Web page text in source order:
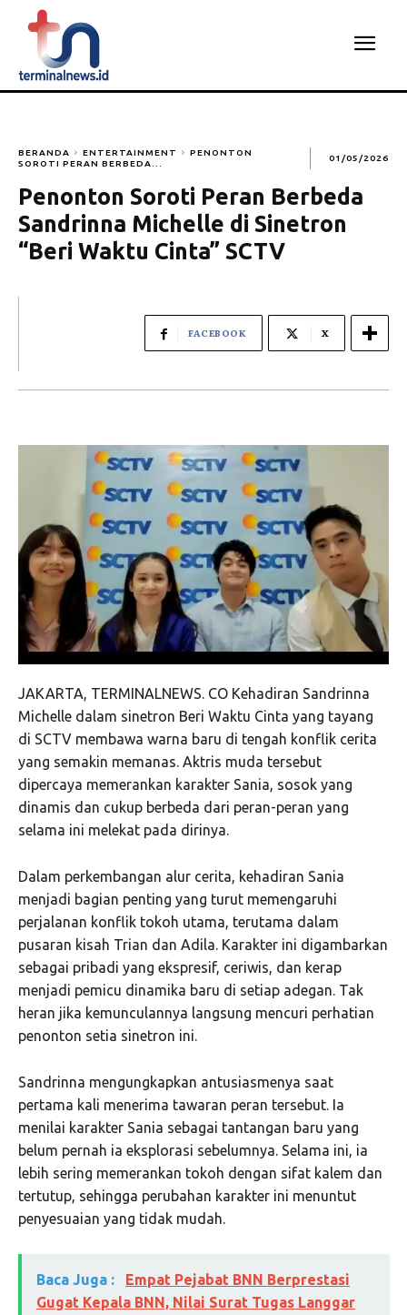
BERANDA ENTERTAINMENT
PENONTON
SOROTI PERAN BERBEDA...
01/05/2026
Penonton Soroti Peran Berbeda
Sandrinna Michelle di Sinetron
“Beri Waktu Cinta” SCTV
FACEBOOK X
JAKARTA, TERMINALNEWS. CO Kehadiran Sandrinna
Michelle dalam sinetron Beri Waktu Cinta yang tayang
di SCTV membawa warna baru di tengah konflik cerita
yang semakin memanas. Aktris muda tersebut
dipercaya memerankan karakter Sania, sosok yang
dinamis dan cukup berbeda dari peran-peran yang
selama ini melekat pada dirinya.
Dalam perkembangan alur cerita, kehadiran Sania
menjadi bagian penting yang turut memengaruhi
perjalanan konflik tokoh utama, terutama dalam
pusaran kisah Trian dan Adila. Karakter ini digambarkan
sebagai pribadi yang ekspresif, ceriwis, dan kerap
menjadi pemicu dinamika baru di setiap adegan. Tak
heran jika kemunculannya langsung mencuri perhatian
penonton setia sinetron ini.
Sandrinna mengungkapkan antusiasmenya saat
pertama kali menerima tawaran peran tersebut. Ia
menilai karakter Sania sebagai tantangan baru yang
belum pernah ia eksplorasi sebelumnya. Selama ini, ia
lebih sering memerankan tokoh dengan sifat kalem dan
tertutup, sehingga perubahan karakter ini menuntut
penyesuaian yang tidak mudah.
Baca Juga :
Empat Pejabat BNN Berprestasi
Gugat Kepala BNN, Nilai Surat Tugas Langgar